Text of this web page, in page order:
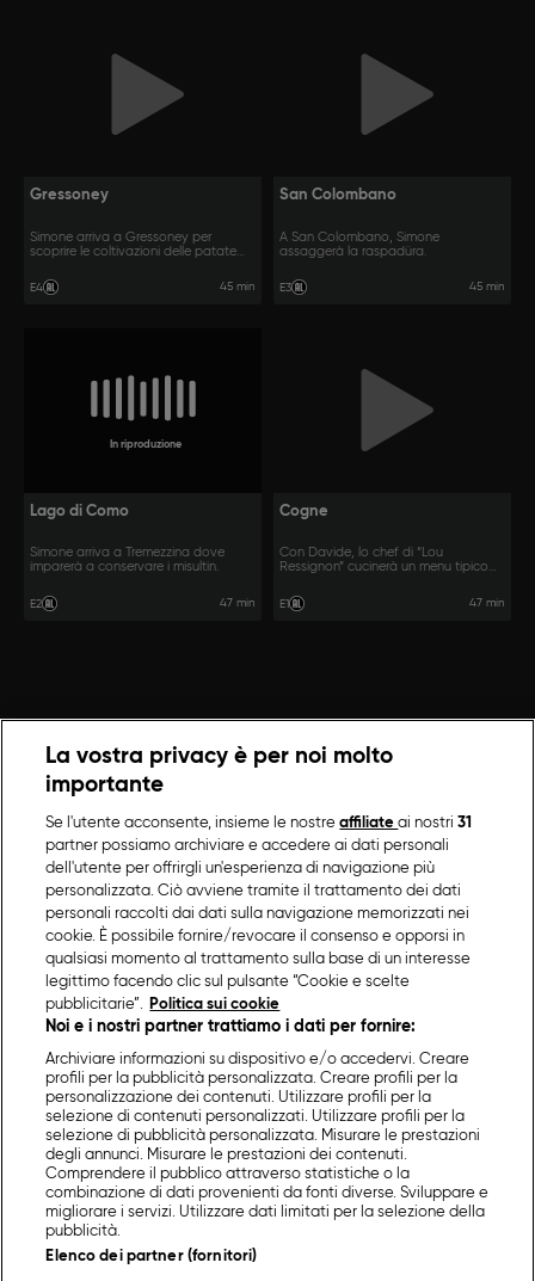
Gressoney
Simone arriva a Gressoney per
scoprire le coltivazioni delle patate
E4 45 min
San Colombano
A San Colombano, Simone
assaggerà la raspadüra.
E3 45 min
In riproduzione
Lago di Como
Simone arriva a Tremezzina dove
imparerà a conservare i misultin.
E2 47 min
Cogne
Con Davide, lo chef di “Lou
Ressignon” cucinerà un menu tipico
E1 47 min
La vostra privacy è per noi molto
importante
Se l'utente acconsente, insieme le nostreaffiliateai nostri31
partner possiamo archiviare e accedere ai dati personali
dell'utente per offrirgli un'esperienza di navigazione più
personalizzata. Ciò avviene tramite il trattamento dei dati
personali raccolti dai dati sulla navigazione memorizzati nei
cookie. È possibile fornire/revocare il consenso e opporsi in
qualsiasi momento al trattamento sulla base di un interesse
legittimo facendo clic sul pulsante “Cookie e scelte
pubblicitarie”.
Politica sui cookie
Noi e i nostri partner trattiamo i dati per fornire:
Archiviare informazioni su dispositivo e/o accedervi. Creare
profili per la pubblicità personalizzata. Creare profili per la
personalizzazione dei contenuti. Utilizzare profili per la
selezione di contenuti personalizzati. Utilizzare profili per la
selezione di pubblicità personalizzata. Misurare le prestazioni
degli annunci. Misurare le prestazioni dei contenuti.
Comprendere il pubblico attraverso statistiche o la
combinazione di dati provenienti da fonti diverse. Sviluppare e
migliorare i servizi. Utilizzare dati limitati per la selezione della
pubblicità.
Elenco dei partner (fornitori)